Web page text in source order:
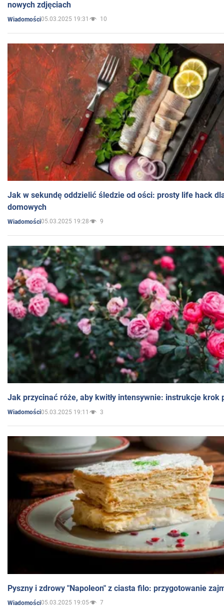
nowych zdjęciach
Wiadomości05.03.2025 19:31 10
Jak w sekundę oddzielić śledzie od ości: prosty life hack
domowych
Wiadomości05.03.2025 19:28 9
Jak przycinać róże, aby kwitły intensywnie: instrukcje krok
Wiadomości05.03.2025 19:11 3
Pyszny i zdrowy "Napoleon" z ciasta filo: przygotowanie
Wiadomości05.03.2025 19:05 7